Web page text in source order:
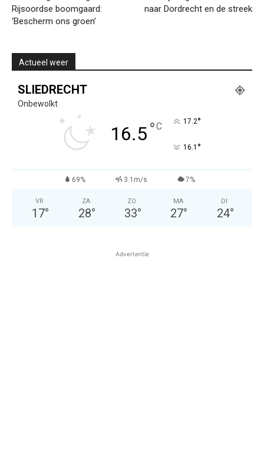
Rijsoordse boomgaard:
‘Bescherm ons groen’
naar Dordrecht en de streek
Actueel weer
SLIEDRECHT
Onbewolkt
16.5°C 17.2°
16.1 °
69% 3.1m/s 7%
VR
17°
ZA
28°
ZO
33°
MA
27°
DI
24°
Advertentie